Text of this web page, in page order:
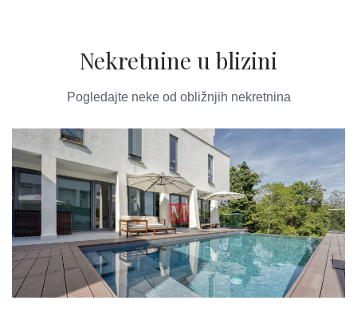
Nekretnine u blizini
Pogledajte neke od obližnjih nekretnina